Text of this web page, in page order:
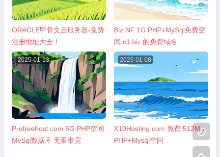

ORACLE甲骨文云服务器-免费
注册地址大全！
Biz.NF 1G PHP+MySql免费空
间 c1.biz 的免费域名
2025-01-13
Profreehost.com 5G PHP空间
MySql数据库 无限带宽
2025-01-08
X10Hosting.com 免费 512Mb
PHP+Mysql空间